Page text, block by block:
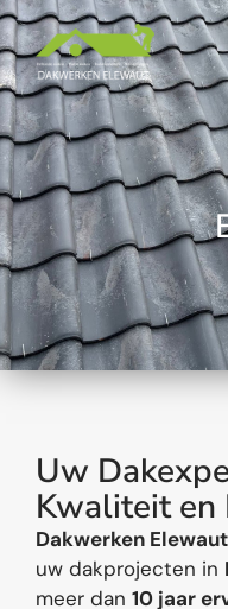
Uw
Kwaliteit en
Dakwerken
uw dakprojecten in
meer dan 10 jaar